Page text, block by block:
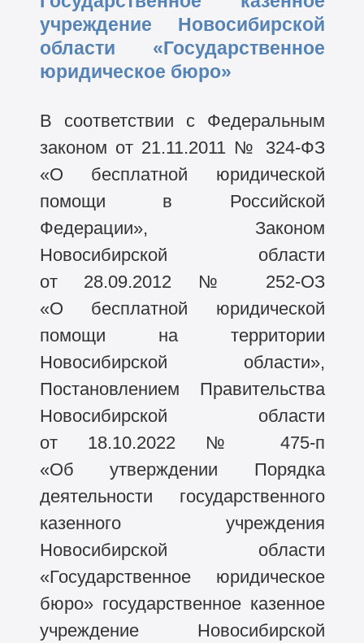
учреждение Новосибирской
области «Государственное
юридическое бюро»
В соответствии с Федеральным
законом от 21.11.2011 № 324-ФЗ
«О бесплатной юридической
помощи в Российской
Федерации», Законом
Новосибирской области
от 28.09.2012 № 252-ОЗ
«О бесплатной юридической
помощи на территории
Новосибирской области»,
Постановлением Правительства
Новосибирской области
от 18.10.2022 № 475-п
«Об утверждении Порядка
деятельности государственного
казенного учреждения
Новосибирской области
«Государственное юридическое
бюро» государственное казенное
учреждение Новосибирской